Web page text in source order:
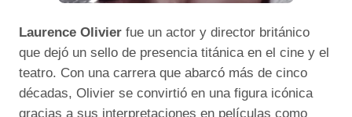
Laurence Olivier fue un actor y director británico
que dejó un sello de presencia titánica en el cine y el
teatro. Con una carrera que abarcó más de cinco
décadas, Olivier se convirtió en una figura icónica
gracias a sus interpretaciones en películas como